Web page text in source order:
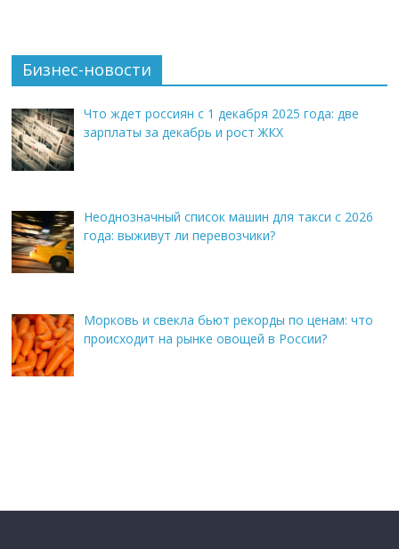
Бизнес-новости
Что ждет россиян с 1 декабря 2025 года: две
зарплаты за декабрь и рост ЖКХ
Неоднозначный список машин для такси с 2026
года: выживут ли перевозчики?
Морковь и свекла бьют рекорды по ценам: что
происходит на рынке овощей в России?